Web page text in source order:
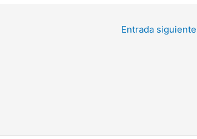
Entrada siguiente